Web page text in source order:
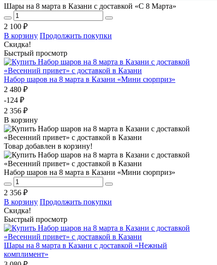
Шары на 8 марта в Казани с доставкой «С 8 Марта»
2 100 ₽
В корзину Продолжить покупки
Скидка!
Быстрый просмотр
Набор шаров на 8 марта в Казани «Мини сюрприз»
2 480 ₽
-124 ₽
2 356 ₽
В корзину
Товар добавлен в корзину!
Набор шаров на 8 марта в Казани «Мини сюрприз»
2 356 ₽
В корзину Продолжить покупки
Скидка!
Быстрый просмотр
Шары на 8 марта в Казани с доставкой «Нежный
комплимент»